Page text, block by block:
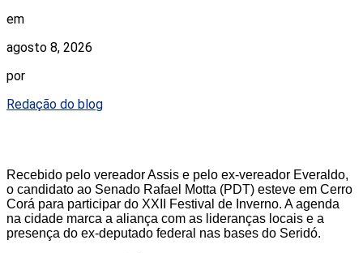
em
agosto 8, 2026
por
Redação do blog
Recebido pelo vereador Assis e pelo ex-vereador Everaldo,
o candidato ao Senado Rafael Motta (PDT) esteve em Cerro
Corá para participar do XXII Festival de Inverno. A agenda
na cidade marca a aliança com as lideranças locais e a
presença do ex-deputado federal nas bases do Seridó.